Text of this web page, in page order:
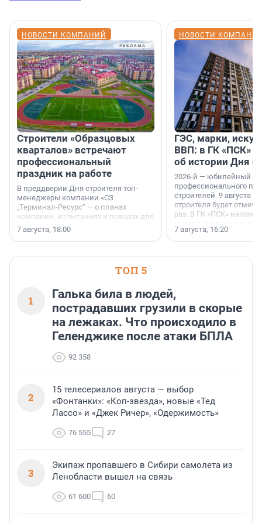
НОВОСТИ КОМПАНИЙ
Строители «Образцовых
кварталов» встречают
профессиональный
праздник на работе
В преддверии Дня строителя топ-
менеджеры компании «СЗ
„Терминал-Ресурс“ — о планах
компании, испытаниях и поводах для
осторожного оптимизма.
7 августа, 18:00
НОВОСТИ
ГЭС, марки,
ВВП: в ГК «ПСК»
об истории Дня
2026-й — юбилейный
профессионального
строителей. 9 августа
строителя будет
раз. В ГК «ПСК»
поменялась роль
7 августа, 16:20
ТОП 5
1
Галька била в людей,
пострадавших грузили в скорые
на лежаках. Что происходило в
Геленджике после атаки БПЛА
92 358
2
15 телесериалов августа — выбор
«Фонтанки»: «Коп-звезда», новые «Тед
Лассо» и «Джек Ричер», «Одержимость»
76 555 27
3
Экипаж пропавшего в Сибири самолета из
Ленобласти вышел на связь
61 600 60